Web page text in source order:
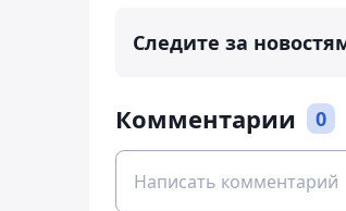
Следите за
Комментарии 0